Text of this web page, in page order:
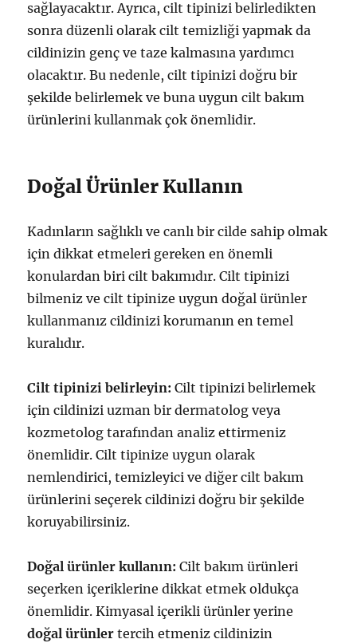
sağlayacaktır. Ayrıca, cilt tipinizi belirledikten
sonra düzenli olarak cilt temizliği yapmak da
cildinizin genç ve taze kalmasına yardımcı
olacaktır. Bu nedenle, cilt tipinizi doğru bir
şekilde belirlemek ve buna uygun cilt bakım
ürünlerini kullanmak çok önemlidir.
Doğal Ürünler Kullanın
Kadınların sağlıklı ve canlı bir cilde sahip olmak
için dikkat etmeleri gereken en önemli
konulardan biri cilt bakımıdır. Cilt tipinizi
bilmeniz ve cilt tipinize uygun doğal ürünler
kullanmanız cildinizi korumanın en temel
kuralıdır.
Cilt tipinizi belirleyin: Cilt tipinizi belirlemek
için cildinizi uzman bir dermatolog veya
kozmetolog tarafından analiz ettirmeniz
önemlidir. Cilt tipinize uygun olarak
nemlendirici, temizleyici ve diğer cilt bakım
ürünlerini seçerek cildinizi doğru bir şekilde
koruyabilirsiniz.
Doğal ürünler kullanın: Cilt bakım ürünleri
seçerken içeriklerine dikkat etmek oldukça
önemlidir. Kimyasal içerikli ürünler yerine
doğal ürünler tercih etmeniz cildinizin